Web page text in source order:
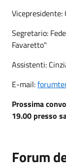
Vicepresidente:
Segretario:
Favaretto"
Assistenti:
E-mail:
Prossima
19.00 presso
Forum